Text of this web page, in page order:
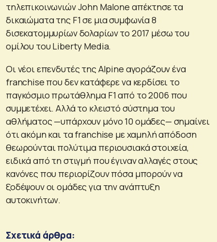
τηλεπικοινωνιών John Malone απέκτησε τα
δικαιώματα της F1 σε μια συμφωνία 8
δισεκατομμυρίων δολαρίων το 2017 μέσω του
ομίλου του Liberty Media.
Οι νέοι επενδυτές της Alpine αγοράζουν ένα
franchise που δεν κατάφερε να κερδίσει το
παγκόσμιο πρωτάθλημα F1 από το 2006 που
συμμετέχει. Αλλά το κλειστό σύστημα του
αθλήματος —υπάρχουν μόνο 10 ομάδες— σημαίνει
ότι ακόμη και τα franchise με χαμηλή απόδοση
θεωρούνται πολύτιμα περιουσιακά στοιχεία,
ειδικά από τη στιγμή που έγιναν αλλαγές στους
κανόνες που περιορίζουν πόσα μπορούν να
ξοδέψουν οι ομάδες για την ανάπτυξη
αυτοκινήτων.
Σχετικά άρθρα: